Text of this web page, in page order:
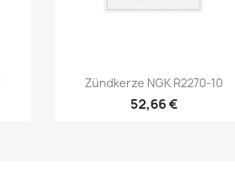
Vorschau
Zündkerze NGK R2270-10
52,66 €